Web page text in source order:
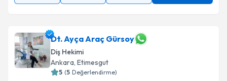
Dt. Ayça Araç Gürsoy
Diş Hekimi
Ankara, Etimesgut
5 (5 Değerlendirme)